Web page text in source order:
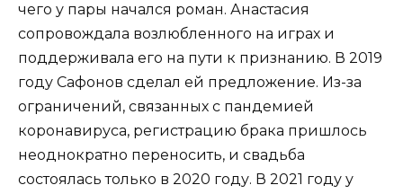
чего у пары начался роман. Анастасия
сопровождала возлюбленного на играх и
поддерживала его на пути к признанию. В 2019
году Сафонов сделал ей предложение. Из-за
ограничений, связанных с пандемией
коронавируса, регистрацию брака пришлось
неоднократно переносить, и свадьба
состоялась только в 2020 году. В 2021 году у